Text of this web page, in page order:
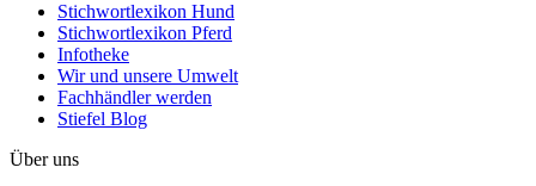
Stichwortlexikon Hund
Stichwortlexikon Pferd
Infotheke
Wir und unsere Umwelt
Fachhändler werden
Stiefel Blog
Über uns